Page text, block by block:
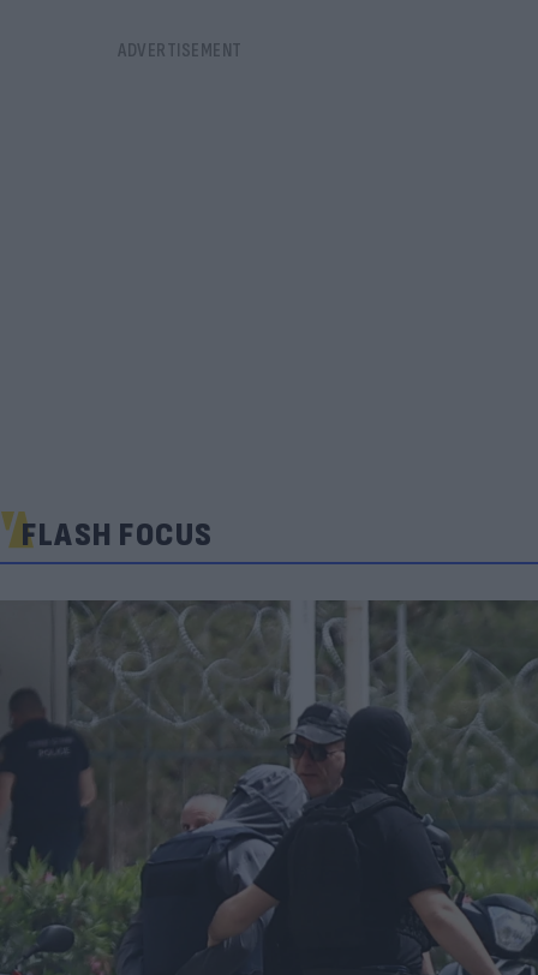
FLASH FOCUS